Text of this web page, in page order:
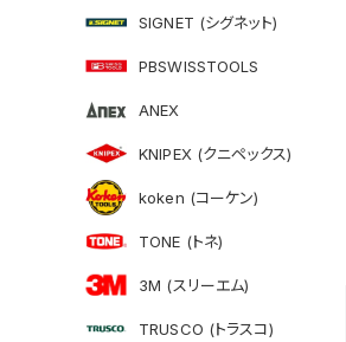
SIGNET (シグネット)
PBSWISSTOOLS
ANEX
KNIPEX (クニペックス)
koken (コーケン)
TONE (トネ)
3M (スリーエム)
TRUSCO (トラスコ)